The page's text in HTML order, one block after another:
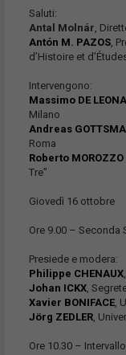
Saluti:
Antal Molnár,
Antón M. PAZOS,
d’Histoire et
Intervengono:
Massimo DE
Milano
Andreas
Roma
Roberto MOROZZO
Tre”
Giovedì 16 ottobre
Ore 9.00 – Seconda
Presiede e modera:
Philippe CHENAUX
Johan ICKX,
Xavier BONIFACE,
Jörg ZEDLER,
Ore 10.30 – Intervallo